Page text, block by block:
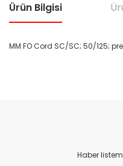
Ürün Bilgisi
MM FO Cord SC/SC; 50/125;
Ürün resmi kalitesiz,
Ürün açıklamasında
Haber